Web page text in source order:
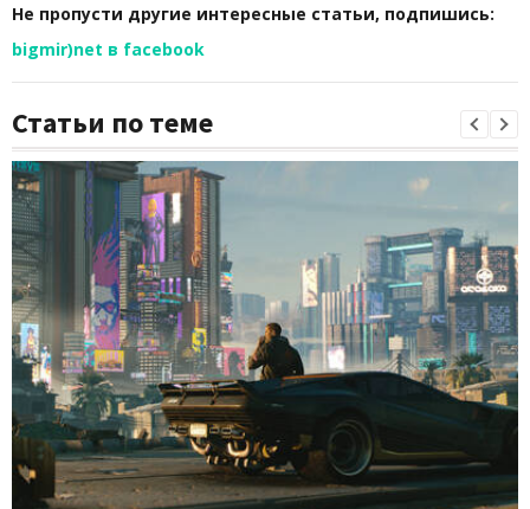
Не пропусти другие интересные статьи, подпишись:
bigmir)net в facebook
Статьи по теме